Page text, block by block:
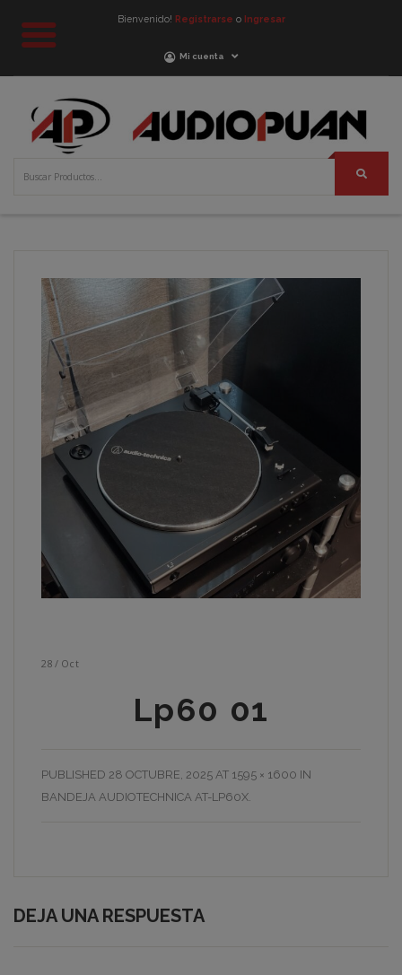
Bienvenido! Registrarse o Ingresar
Mi cuenta
28 / Oct
Lp60 01
PUBLISHED 28 OCTUBRE, 2025 AT 1595 × 1600 IN
BANDEJA AUDIOTECHNICA AT-LP60X.
DEJA UNA RESPUESTA